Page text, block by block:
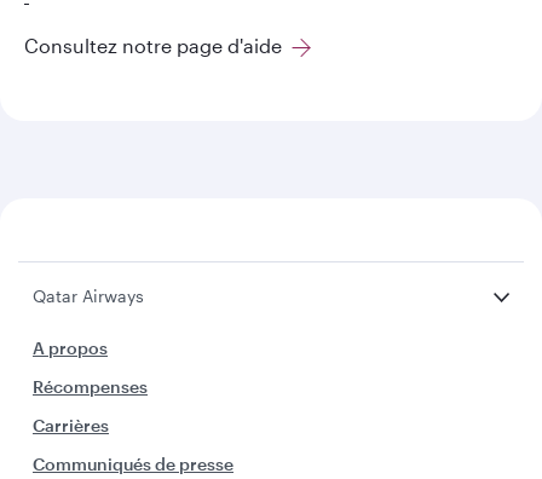
Consultez notre page d'aide
Qatar Airways
A propos
Récompenses
Carrières
Communiqués de presse